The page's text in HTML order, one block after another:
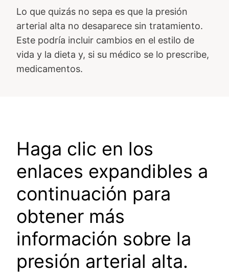
Lo que quizás no sepa es que la presión
arterial alta no desaparece sin tratamiento.
Este podría incluir cambios en el estilo de
vida y la dieta y, si su médico se lo prescribe,
medicamentos.
Haga clic en los
enlaces expandibles a
continuación para
obtener más
información sobre la
presión arterial alta.